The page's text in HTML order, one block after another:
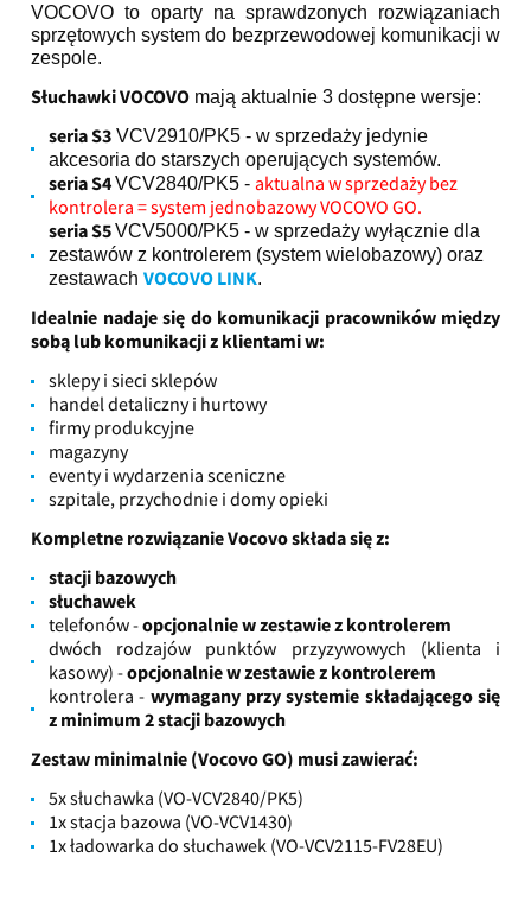
VOCOVO to oparty na sprawdzonych rozwiązaniach
sprzętowych system do bezprzewodowej komunikacji w
zespole.
Słuchawki VOCOVO mają aktualnie 3 dostępne wersje:
seria S3 VCV2910/PK5 - w sprzedaży jedynie
akcesoria do starszych operujących systemów.
seria S4VCV2840/PK5 - aktualna w sprzedaży bez
kontrolera = system jednobazowy VOCOVO GO.
seria S5VCV5000/PK5 - w sprzedaży wyłącznie dla
zestawów z kontrolerem (system wielobazowy) oraz
zestawach VOCOVO LINK.
Idealnie nadaje się do komunikacji pracowników między
sobą lub komunikacji z klientami w:
sklepy i sieci sklepów
handel detaliczny i hurtowy
firmy produkcyjne
magazyny
eventy i wydarzenia sceniczne
szpitale, przychodnie i domy opieki
Kompletne rozwiązanie Vocovo składa się z:
stacji bazowych
słuchawek
telefonów -opcjonalnie w zestawie z kontrolerem
dwóch rodzajów punktów przyzywowych (klienta i
kasowy) -opcjonalnie w zestawie z kontrolerem
kontrolera - wymagany przy systemie składającego się
z minimum 2 stacji bazowych
Zestaw minimalnie (Vocovo GO) musi zawierać:
5x słuchawka (VO-VCV2840/PK5)
1x stacja bazowa (VO-VCV1430)
1x ładowarka do słuchawek (VO-VCV2115-FV28EU)